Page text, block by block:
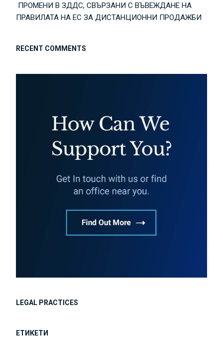
ПРОМЕНИ В ЗДДС, СВЪРЗАНИ С ВЪВЕЖДАНЕ НА
ПРАВИЛАТА НА ЕС ЗА ДИСТАНЦИОННИ ПРОДАЖБИ
RECENT COMMENTS
LEGAL PRACTICES
ЕТИКЕТИ